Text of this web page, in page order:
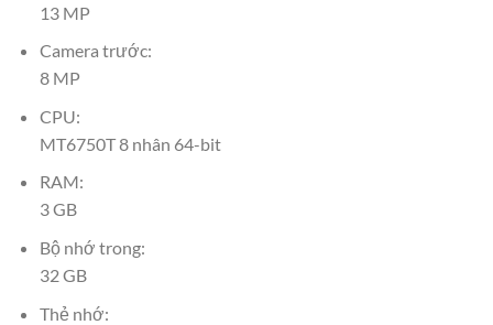
13 MP
Camera trước:
8 MP
CPU:
MT6750T 8 nhân 64-bit
RAM:
3 GB
Bộ nhớ trong:
32 GB
Thẻ nhớ: